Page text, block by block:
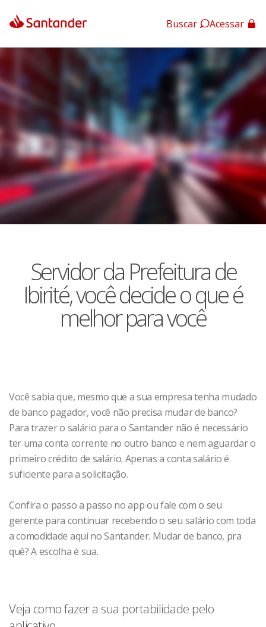
App Santander
App Santander Empresas
Buscar Acessar
Servidor da Prefeitura de
Ibirité, você decide o que é
melhor para você
Você sabia que, mesmo que a sua empresa tenha mudado
de banco pagador, você não precisa mudar de banco?
Para trazer o salário para o Santander não é necessário
ter uma conta corrente no outro banco e nem aguardar o
primeiro crédito de salário. Apenas a conta salário é
suficiente para a solicitação.
Confira o passo a passo no app ou fale com o seu
gerente para continuar recebendo o seu salário com toda
a comodidade aqui no Santander. Mudar de banco, pra
quê? A escolha é sua.
Veja como fazer a sua portabilidade pelo